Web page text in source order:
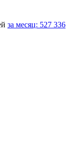
за месяц: 527 336